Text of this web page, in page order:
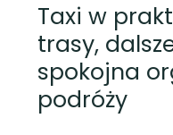
Taxi w
trasy,
spokojna
podróży